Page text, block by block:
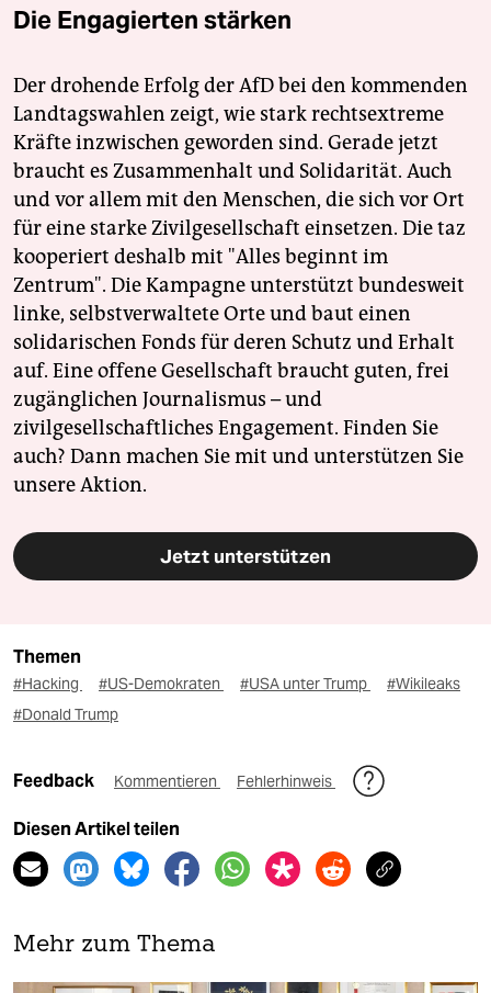
Die Engagierten stärken
Der drohende Erfolg der AfD bei den kommenden
Landtagswahlen zeigt, wie stark rechtsextreme
Kräfte inzwischen geworden sind. Gerade jetzt
braucht es Zusammenhalt und Solidarität. Auch
und vor allem mit den Menschen, die sich vor Ort
für eine starke Zivilgesellschaft einsetzen. Die taz
kooperiert deshalb mit "Alles beginnt im
Zentrum". Die Kampagne unterstützt bundesweit
linke, selbstverwaltete Orte und baut einen
solidarischen Fonds für deren Schutz und Erhalt
auf. Eine offene Gesellschaft braucht guten, frei
zugänglichen Journalismus – und
zivilgesellschaftliches Engagement. Finden Sie
auch? Dann machen Sie mit und unterstützen Sie
unsere Aktion.
Jetzt unterstützen
Themen
#Hacking #US-Demokraten #USA unter Trump
#Wikileaks
#Donald Trump
Feedback Kommentieren Fehlerhinweis
Diesen Artikel teilen
Mehr zum Thema